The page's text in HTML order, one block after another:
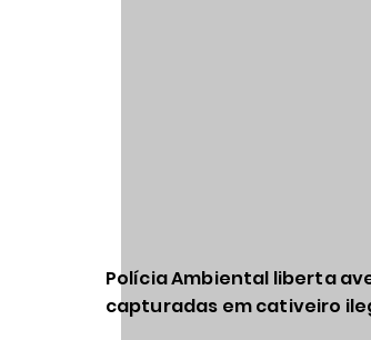
Polícia Ambiental liberta
capturadas em cativeiro